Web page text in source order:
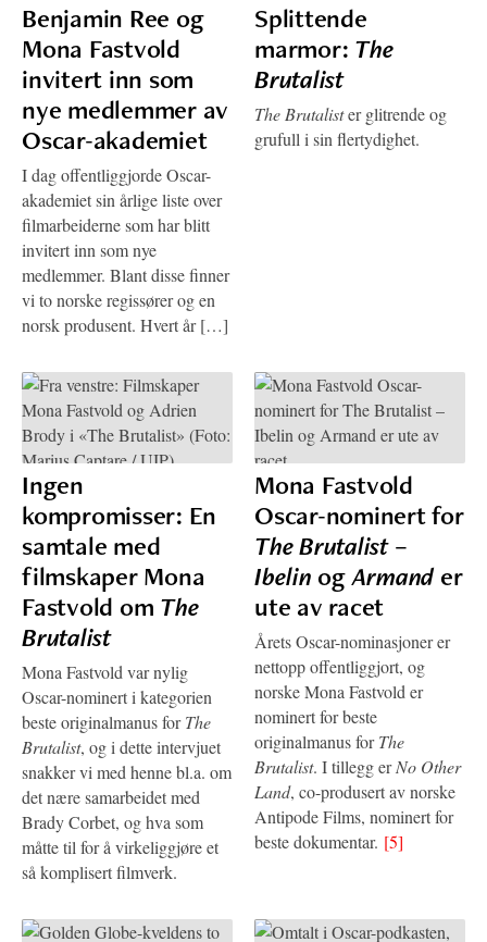
Benjamin Ree og
Mona Fastvold
invitert inn som
nye medlemmer av
Oscar-akademiet
I dag offentliggjorde Oscar-
akademiet sin årlige liste over
filmarbeiderne som har blitt
invitert inn som nye
medlemmer. Blant disse finner
vi to norske regissører og en
norsk produsent. Hvert år […]
Splittende
marmor: The
Brutalist
The Brutalister glitrende og
grufull i sin flertydighet.
Ingen
kompromisser: En
samtale med
filmskaper Mona
Fastvold om The
Brutalist
Mona Fastvold var nylig
Oscar-nominert i kategorien
beste originalmanus forThe
Brutalist, og i dette intervjuet
snakker vi med henne bl.a. om
det nære samarbeidet med
Brady Corbet, og hva som
måtte til for å virkeliggjøre et
så komplisert filmverk.
Mona Fastvold
Oscar-nominert for
The Brutalist–
Ibelin ogArmander
ute av racet
Årets Oscar-nominasjoner er
nettopp offentliggjort, og
norske Mona Fastvold er
nominert for beste
originalmanus forThe
Brutalist. I tillegg erNo Other
Land, co-produsert av norske
Antipode Films, nominert for
beste dokumentar. [5]